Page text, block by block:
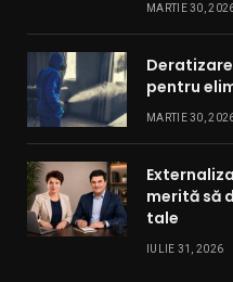
MARTIE 30,
pentru
MARTIE 30,
merită să
tale
IULIE 31, 2026